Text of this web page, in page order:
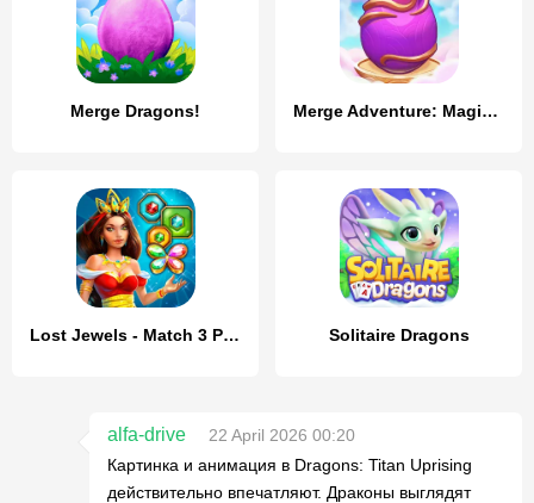
Merge Dragons! Merge Adventure: Magic Dragons
Lost Jewels - Match 3 Puzzle Solitaire Dragons
alfa-drive
22 April 2026 00:20
Картинка и анимация в Dragons: Titan Uprising
действительно впечатляют. Драконы выглядят